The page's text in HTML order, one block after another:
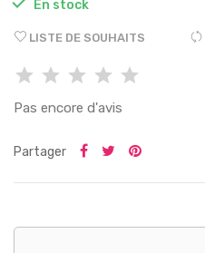
En stock
LISTE DE SOUHAITS
Pas encore d'avis
Partager